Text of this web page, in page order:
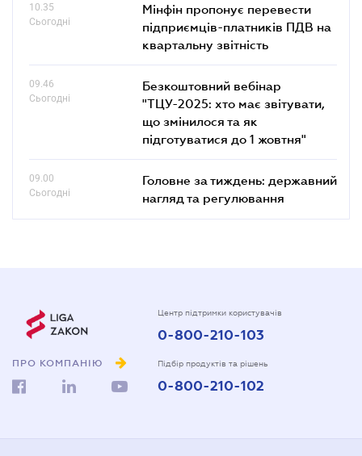
10.35
Сьогодні
Мінфін пропонує перевести
підприємців-платників ПДВ на
квартальну звітність
09.46
Сьогодні
Безкоштовний вебінар
"ТЦУ-2025: хто має звітувати,
що змінилося та як
підготуватися до 1 жовтня"
09.00
Сьогодні
Головне за тиждень: державний
нагляд та регулювання
ПРО КОМПАНІЮ
Центр підтримки користувачів
0-800-210-103
Підбір продуктів та рішень
0-800-210-102